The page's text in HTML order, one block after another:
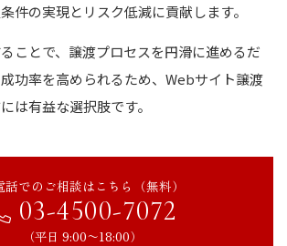
件の実現とリスク低減に貢献します。
ことで、譲渡プロセスを円滑に進めるだ
功率を高められるため、Webサイト譲渡
は有益な選択肢です。
話でのご相談はこちら（無料）
03-4500-7072
（平日 9:00〜18:00）